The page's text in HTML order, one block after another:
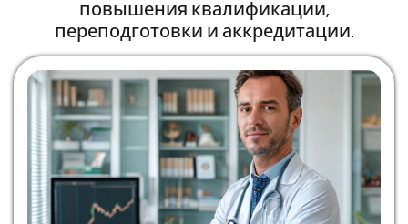
повышения квалификации,
переподготовки и аккредитации.